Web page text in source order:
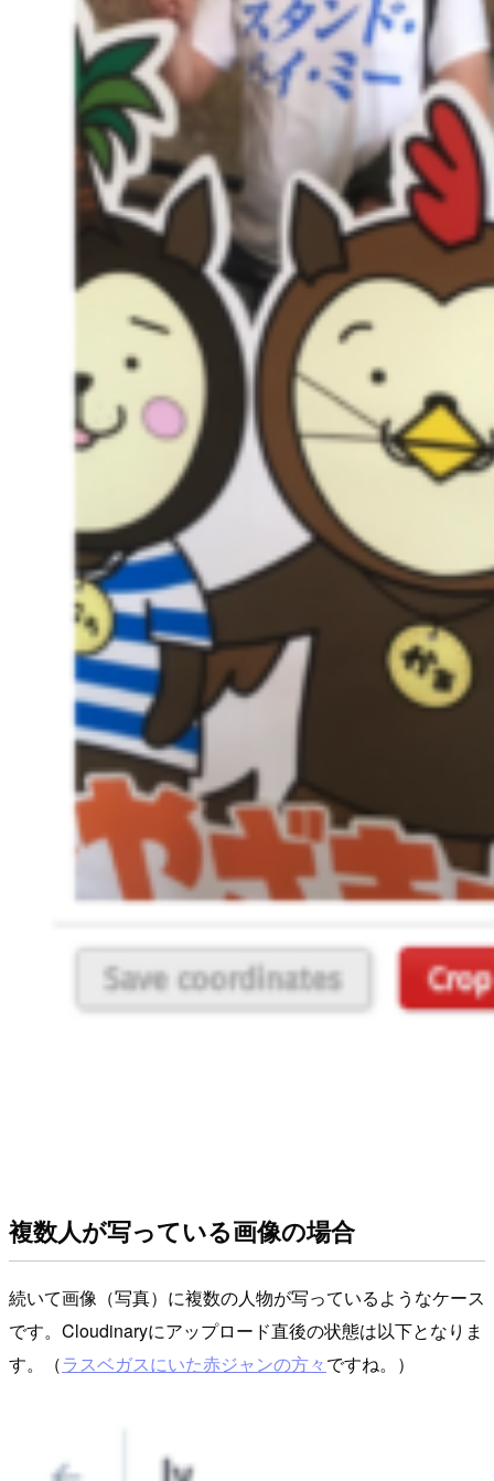
複数人が写っている画像の場合
続いて画像（写真）に複数の人物が写っているようなケース
です。Cloudinaryにアップロード直後の状態は以下となりま
す。（ラスベガスにいた赤ジャンの方々ですね。）